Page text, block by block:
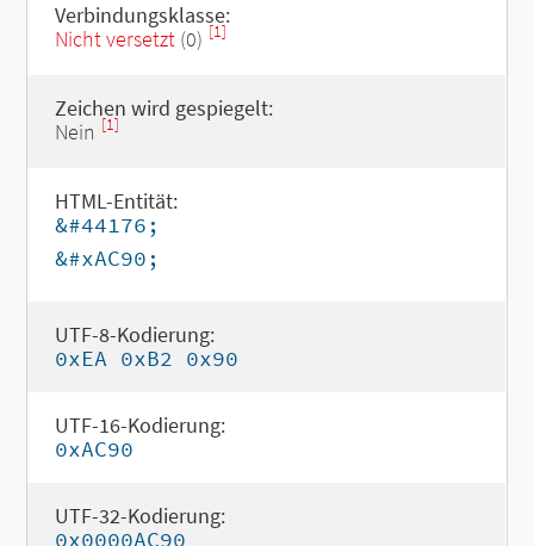
Verbindungsklasse:
Nicht versetzt(0) [1]
Zeichen wird gespiegelt:
Nein [1]
HTML-Entität:
&#44176;
&#xAC90;
UTF-8-Kodierung:
0xEA 0xB2 0x90
UTF-16-Kodierung:
0xAC90
UTF-32-Kodierung:
0x0000AC90